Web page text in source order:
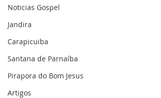
Noticias Gospel
Jandira
Carapicuiba
Santana de Parnaíba
Pirapora do Bom Jesus
Artigos